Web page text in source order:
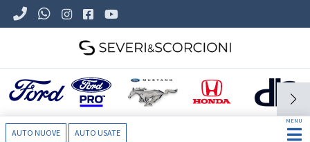
AUTO NUOVE AUTO USATE
MENU